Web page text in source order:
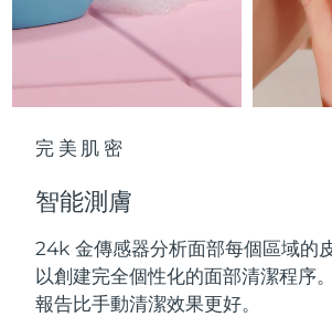
完美肌密
智能測膚
24k 金傳感器分析面部每個區域的
以創建完全個性化的面部清潔程序
報告比手動清潔效果更好。
立陶宛
盧森堡
馬爾他
墨西哥